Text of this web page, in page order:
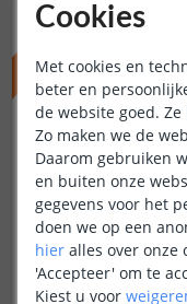
ACTIEPRIJS
Cookies
Met cookies en
beter en
de website goed.
Zo maken we de
Daarom gebruiken
en buiten onze
gegevens voor het
doen we op een
hier alles over onze
'Accepteer' om te
Kiest u voor